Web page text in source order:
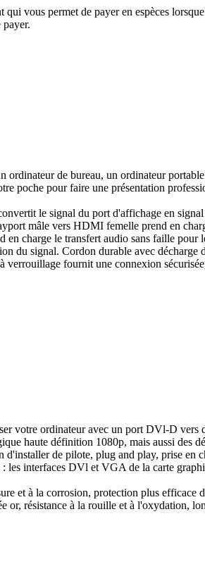
vous permet de payer en espèces
payer.
de bureau, un ordinateur
poche pour faire une présentation
le signal du port d'affichage en
mâle vers HDMI femelle prend en
charge le transfert audio sans faille
du signal. Cordon durable avec décharge
fournit une connexion
votre ordinateur avec un port DVl-D vers
haute définition 1080p, mais aussi des
d'installer de pilote, plug and play, prise
les interfaces DVl et VGA de la carte
et à la corrosion, protection plus efficace
or, résistance à la rouille et à l'oxydation,